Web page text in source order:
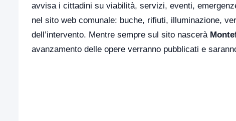
avvisa i cittadini su viabilità, servizi, eventi,
nel sito web comunale: buche, rifiuti, illuminazione,
dell’intervento. Mentre sempre sul sito nascerà
avanzamento delle opere verranno pubblicati e